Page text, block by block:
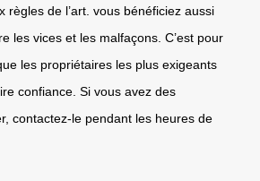
règles de l’art. vous bénéficiez aussi
les vices et les malfaçons. C’est pour
les propriétaires les plus exigeants
confiance. Si vous avez des
contactez-le pendant les heures de